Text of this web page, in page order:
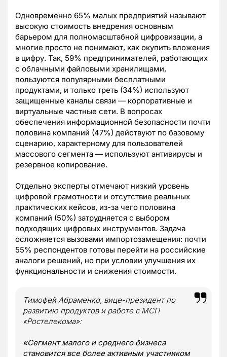
Одновременно 65% малых предприятий называют
высокую стоимость внедрения основным
барьером для полномасштабной цифровизации, а
многие просто не понимают, как окупить вложения
в цифру. Так, 59% предпринимателей, работающих
с облачными файловыми хранилищами,
пользуются популярными бесплатными
продуктами, и только треть (34%) используют
защищенные каналы связи — корпоративные и
виртуальные частные сети. В вопросах
обеспечения информационной безопасности почти
половина компаний (47%) действуют по базовому
сценарию, характерному для пользователей
массового сегмента — используют антивирусы и
резервное копирование.
Отдельно эксперты отмечают низкий уровень
цифровой грамотности и отсутствие реальных
практических кейсов, из-за чего половина
компаний (50%) затрудняется с выбором
подходящих цифровых инструментов. Задача
осложняется вызовами импортозамещения: почти
55% респондентов готовы перейти на российские
аналоги решений, но при условии улучшения их
функциональности и снижения стоимости.
Тимофей Абраменко, вице-президент по
развитию продуктов и работе с МСП
«Ростелекома»:
«Сегмент малого и среднего бизнеса
становится все более активным участником